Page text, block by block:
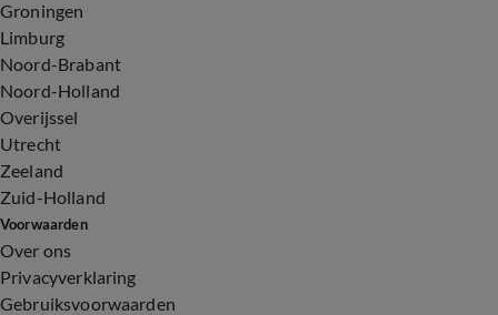
Groningen
Limburg
Noord-Brabant
Noord-Holland
Overijssel
Utrecht
Zeeland
Zuid-Holland
Voorwaarden
Over ons
Privacyverklaring
Gebruiksvoorwaarden